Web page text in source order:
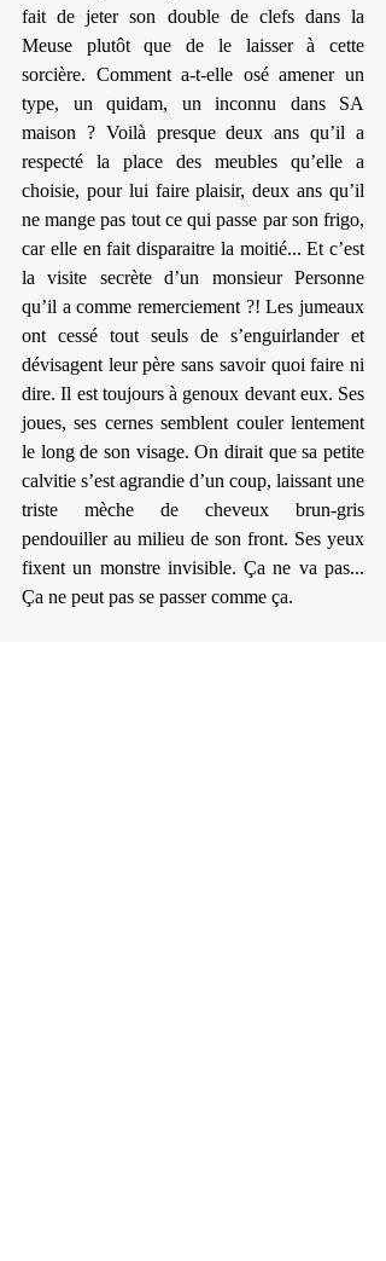
fait de jeter son double de clefs dans la
Meuse plutôt que de le laisser à cette
sorcière. Comment a-t-elle osé amener un
type, un quidam, un inconnu dans SA
maison ? Voilà presque deux ans qu’il a
respecté la place des meubles qu’elle a
choisie, pour lui faire plaisir, deux ans qu’il
ne mange pas tout ce qui passe par son frigo,
car elle en fait disparaitre la moitié... Et c’est
la visite secrète d’un monsieur Personne
qu’il a comme remerciement ?! Les jumeaux
ont cessé tout seuls de s’enguirlander et
dévisagent leur père sans savoir quoi faire ni
dire. Il est toujours à genoux devant eux. Ses
joues, ses cernes semblent couler lentement
le long de son visage. On dirait que sa petite
calvitie s’est agrandie d’un coup, laissant une
triste mèche de cheveux brun-gris
pendouiller au milieu de son front. Ses yeux
fixent un monstre invisible. Ça ne va pas...
Ça ne peut pas se passer comme ça.